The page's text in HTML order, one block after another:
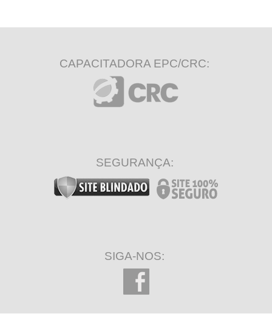
CAPACITADORA EPC/CRC:
SEGURANÇA:
SIGA-NOS: